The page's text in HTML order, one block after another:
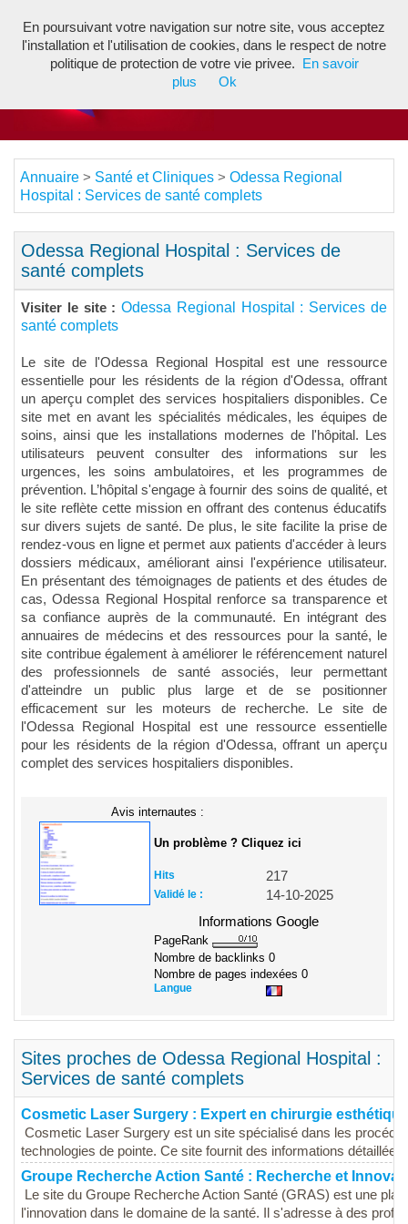
Annuaire > Santé et Cliniques > Odessa Regional
Hospital : Services de santé complets
Odessa Regional Hospital : Services de
santé complets
Visiter le site :Odessa Regional Hospital : Services de
santé complets
Le site de l'Odessa Regional Hospital est une ressource
essentielle pour les résidents de la région d'Odessa, offrant
un aperçu complet des services hospitaliers disponibles. Ce
site met en avant les spécialités médicales, les équipes de
soins, ainsi que les installations modernes de l'hôpital. Les
utilisateurs peuvent consulter des informations sur les
urgences, les soins ambulatoires, et les programmes de
prévention. L’hôpital s'engage à fournir des soins de qualité, et
le site reflète cette mission en offrant des contenus éducatifs
sur divers sujets de santé. De plus, le site facilite la prise de
rendez-vous en ligne et permet aux patients d'accéder à leurs
dossiers médicaux, améliorant ainsi l'expérience utilisateur.
En présentant des témoignages de patients et des études de
cas, Odessa Regional Hospital renforce sa transparence et
sa confiance auprès de la communauté. En intégrant des
annuaires de médecins et des ressources pour la santé, le
site contribue également à améliorer le référencement naturel
des professionnels de santé associés, leur permettant
d'atteindre un public plus large et de se positionner
efficacement sur les moteurs de recherche. Le site de
l'Odessa Regional Hospital est une ressource essentielle
pour les résidents de la région d'Odessa, offrant un aperçu
complet des services hospitaliers disponibles.
Avis internautes :
Un problème ? Cliquez ici
Hits 217
Validé le :
14-10-2025
Informations Google
PageRank
Nombre de backlinks 0
Nombre de pages indexées 0
Langue
Sites proches de Odessa Regional Hospital :
Services de santé complets
Cosmetic Laser Surgery : Expert en chirurgie esthétique
Cosmetic Laser Surgery est un site spécialisé dans les
technologies de pointe. Ce site fournit des informations
Groupe Recherche Action Santé : Recherche et
Le site du Groupe Recherche Action Santé (GRAS) est une
l'innovation dans le domaine de la santé. Il s'adresse à des
En poursuivant votre navigation sur notre site, vous acceptez
l'installation et l'utilisation de cookies, dans le respect de notre
politique de protection de votre vie privee.
En savoir
plus
Ok